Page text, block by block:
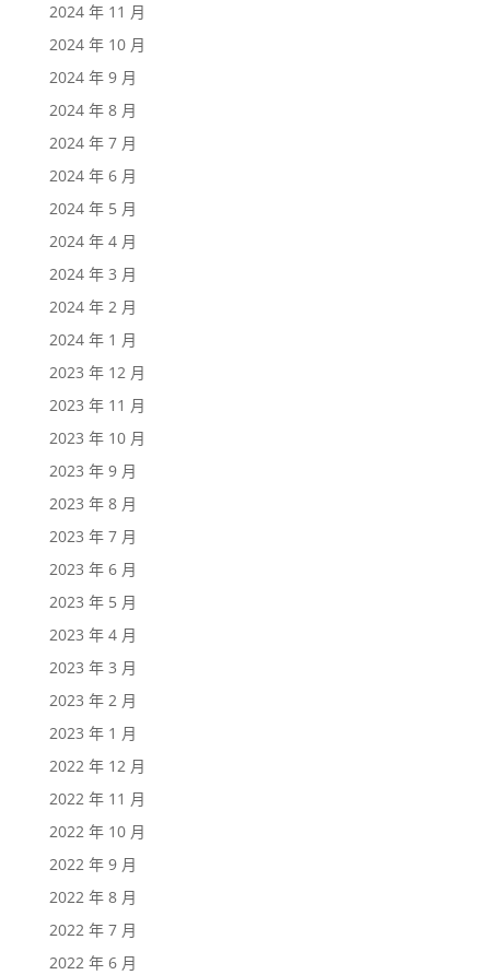
2024 年 11 月
2024 年 10 月
2024 年 9 月
2024 年 8 月
2024 年 7 月
2024 年 6 月
2024 年 5 月
2024 年 4 月
2024 年 3 月
2024 年 2 月
2024 年 1 月
2023 年 12 月
2023 年 11 月
2023 年 10 月
2023 年 9 月
2023 年 8 月
2023 年 7 月
2023 年 6 月
2023 年 5 月
2023 年 4 月
2023 年 3 月
2023 年 2 月
2023 年 1 月
2022 年 12 月
2022 年 11 月
2022 年 10 月
2022 年 9 月
2022 年 8 月
2022 年 7 月
2022 年 6 月